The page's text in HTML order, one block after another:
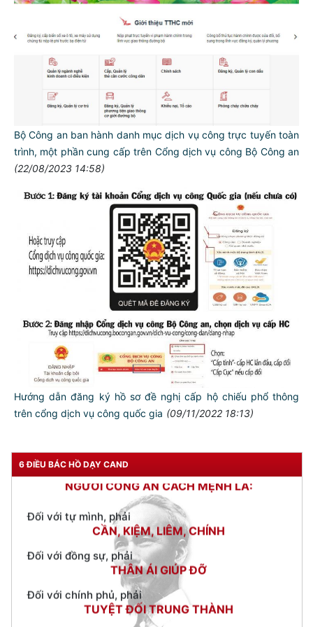
Bộ Công an ban hành danh mục dịch vụ công trực tuyến toàn
trình, một phần cung cấp trên Cổng dịch vụ công Bộ Công an
(22/08/2023 14:58)
Hướng dẫn đăng ký hồ sơ đề nghị cấp hộ chiếu phổ thông
trên cổng dịch vụ công quốc gia (09/11/2022 18:13)
6 ĐIỀU BÁC HỒ DẠY CAND
Đối với tự mình, phải
CẦN, KIỆM, LIÊM, CHÍNH
Đối với đồng sự, phải
THÂN ÁI GIÚP ĐỠ
Đối với chính phủ, phải
TUYỆT ĐỐI TRUNG THÀNH
Đối với nhân dân, phải
KÍNH TRỌNG LỄ PHÉP